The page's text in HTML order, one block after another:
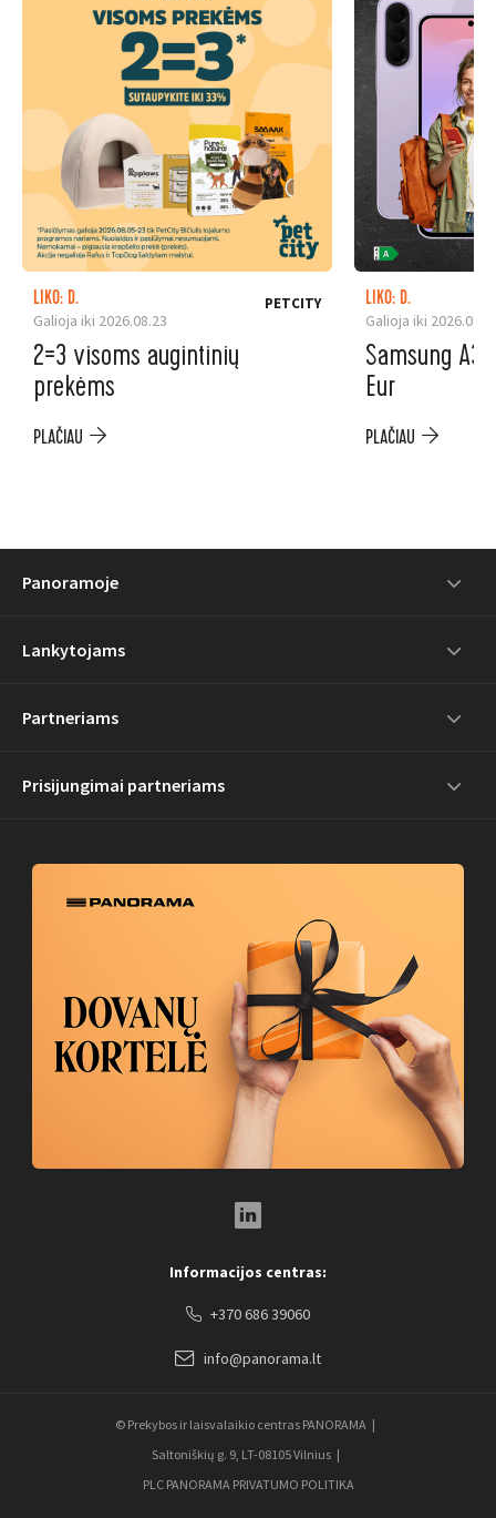
LIKO: D.
Galioja iki 2026.08.23
PETCITY
2=3 visoms augintinių
prekėms
PLAČIAU
LIKO: D.
Galioja iki
Samsung
Eur
PLAČIAU
Panoramoje
Lankytojams
Partneriams
Prisijungimai partneriams
Informacijos centras:
+370 686 39060
info@panorama.lt
© Prekybos ir laisvalaikio centras PANORAMA
Saltoniškių g. 9, LT-08105 Vilnius
PLC PANORAMA PRIVATUMO POLITIKA